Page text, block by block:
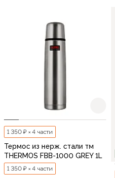
1 350 ₽ × 4 части
Термос из нерж. стали тм
THERMOS FBB-1000 GREY 1L
1 350 ₽ × 4 части